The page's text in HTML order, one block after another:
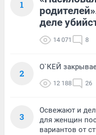
1
деле
14 071 8
2
О`КЕЙ
12 188 26
3
Освежают и
для женщин
вариантов от